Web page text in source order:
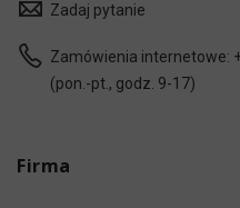
Zadaj pytanie
Zamówienia internetowe:
(pon.-pt., godz. 9-17)
Firma